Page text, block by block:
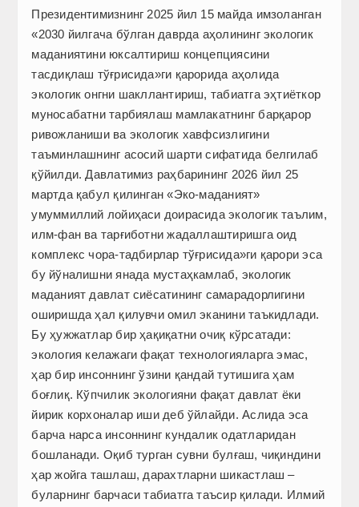
Президентимизнинг 2025 йил 15 майда имзоланган
«2030 йилгача бўлган даврда аҳолининг экологик
маданиятини юксалтириш концепциясини
тасдиқлаш тўғрисида»ги қарорида аҳолида
экологик онгни шакллантириш, табиатга эҳтиёткор
муносабатни тарбиялаш мамлакатнинг барқарор
ривожланиши ва экологик хавфсизлигини
таъминлашнинг асосий шарти сифатида белгилаб
қўйилди. Давлатимиз раҳбарининг 2026 йил 25
мартда қабул қилинган «Эко-маданият»
умуммиллий лойиҳаси доирасида экологик таълим,
илм-фан ва тарғиботни жадаллаштиришга оид
комплекс чора-тадбирлар тўғрисида»ги қарори эса
бу йўналишни янада мустаҳкамлаб, экологик
маданият давлат сиёсатининг самарадорлигини
оширишда ҳал қилувчи омил эканини таъкидлади.
Бу ҳужжатлар бир ҳақиқатни очиқ кўрсатади:
экология келажаги фақат технологияларга эмас,
ҳар бир инсоннинг ўзини қандай тутишига ҳам
боғлиқ. Кўпчилик экологияни фақат давлат ёки
йирик корхоналар иши деб ўйлайди. Аслида эса
барча нарса инсоннинг кундалик одатларидан
бошланади. Оқиб турган сувни булғаш, чиқиндини
ҳар жойга ташлаш, дарахтларни шикастлаш –
буларнинг барчаси табиатга таъсир қилади. Илмий